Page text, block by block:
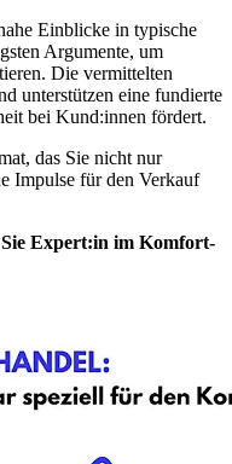
Einblicke in typische
Argumente, um
Die vermittelten
unterstützen eine fundierte
bei Kund:innen fördert.
das Sie nicht nur
Impulse für den Verkauf
Expert:in im Komfort-